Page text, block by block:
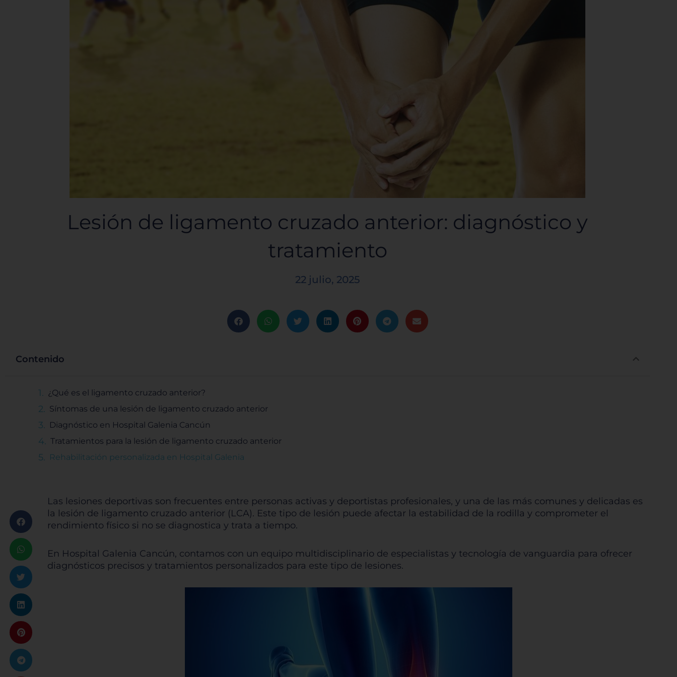
Lesión de ligamento cruzado anterior: diagnóstico y
tratamiento
22 julio, 2025
Contenido
¿Qué es el ligamento cruzado anterior?
Síntomas de una lesión de ligamento cruzado anterior
Diagnóstico en Hospital Galenia Cancún
Tratamientos para la lesión de ligamento cruzado anterior
Rehabilitación personalizada en Hospital Galenia
Las lesiones deportivas son frecuentes entre personas activas y deportistas profesionales, y una de las más comunes y delicadas es
la lesión de ligamento cruzado anterior (LCA). Este tipo de lesión puede afectar la estabilidad de la rodilla y comprometer el
rendimiento físico si no se diagnostica y trata a tiempo.
En Hospital Galenia Cancún, contamos con un equipo multidisciplinario de especialistas y tecnología de vanguardia para ofrecer
diagnósticos precisos y tratamientos personalizados para este tipo de lesiones.